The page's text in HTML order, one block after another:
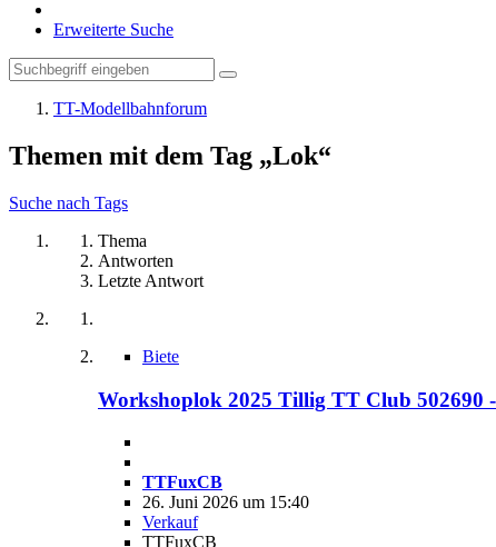
Erweiterte Suche
TT-Modellbahnforum
Themen mit dem Tag „Lok“
Suche nach Tags
Thema
Antworten
Letzte Antwort
Biete
Workshoplok 2025 Tillig TT Club 502690 -
TTFuxCB
26. Juni 2026 um 15:40
Verkauf
TTFuxCB